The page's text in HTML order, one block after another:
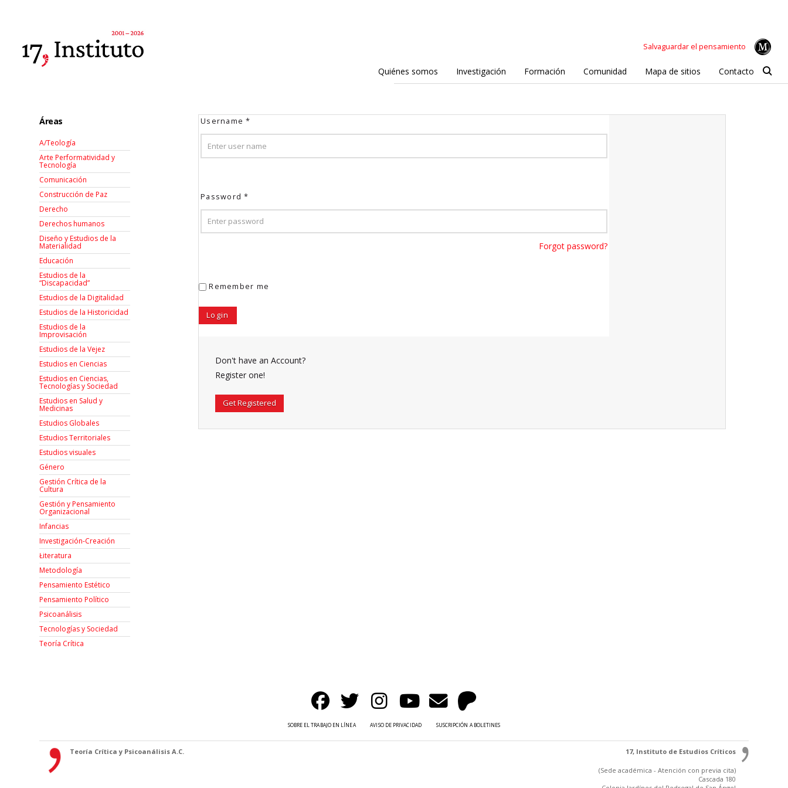
Salvaguardar el pensamiento
Quiénes somos Investigación Formación Comunidad Mapa de sitios Contacto
Username*
Password*
Forgot password?
Remember me
Don't have an Account?
Register one!
Get Registered
Áreas
A/Teología
Arte Performatividad y
Tecnología
Comunicación
Construcción de Paz
Derecho
Derechos humanos
Diseño y Estudios de la
Materialidad
Educación
Estudios de la
“Discapacidad”
Estudios de la Digitalidad
Estudios de la Historicidad
Estudios de la
Improvisación
Estudios de la Vejez
Estudios en Ciencias
Estudios en Ciencias,
Tecnologías y Sociedad
Estudios en Salud y
Medicinas
Estudios Globales
Estudios Territoriales
Estudios visuales
Género
Gestión Crítica de la
Cultura
Gestión y Pensamiento
Organizacional
Infancias
Investigación-Creación
Łiteratura
Metodología
Pensamiento Estético
Pensamiento Político
Psicoanálisis
Tecnologías y Sociedad
Teoría Crítica
SOBRE EL TRABAJO EN LÍNEA AVISO DE PRIVACIDAD SUSCRIPCIÓN A BOLETINES
Teoría Crítica y Psicoanálisis A.C. 17, Instituto de Estudios Críticos
(Sede académica - Atención con previa cita)
Cascada 180